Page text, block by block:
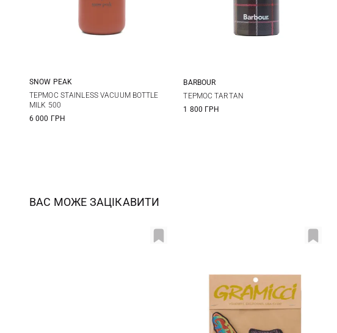
One Size
SNOW PEAK
ТЕРМОС STAINLESS VACUUM BOTTLE
MILK 500
6 000 ГРН
One Size
BARBOUR
ТЕРМОС TARTAN
1 800 ГРН
ВАС МОЖЕ ЗАЦІКАВИТИ